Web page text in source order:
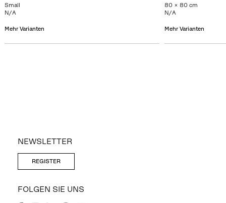
Small
N/A
Mehr Varianten
80 x 80 cm
N/A
Mehr Varianten
NEWSLETTER
REGISTER
FOLGEN SIE UNS